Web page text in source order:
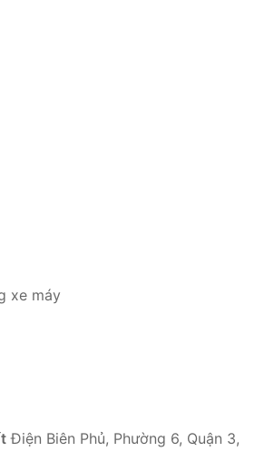
xe máy
Điện Biên Phủ, Phường 6, Quận 3,